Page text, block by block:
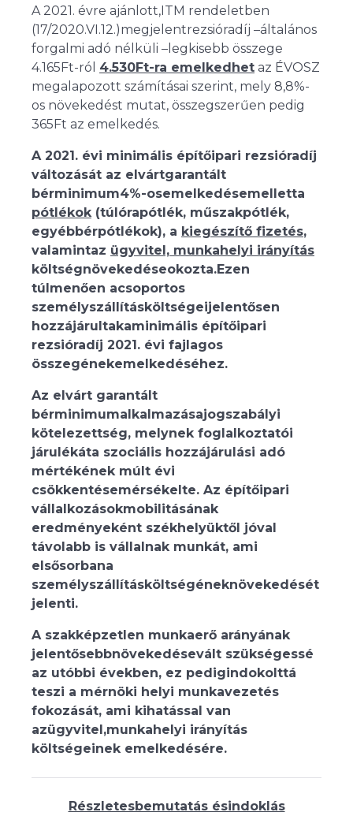
A 2021. évre ajánlott,ITM rendeletben
(17/2020.VI.12.)megjelentrezsióradíj –általános
forgalmi adó nélküli –legkisebb összege
4.165Ft-ról 4.530Ft-ra emelkedhet az ÉVOSZ
megalapozott számításai szerint, mely 8,8%-
os növekedést mutat, összegszerűen pedig
365Ft az emelkedés.
A 2021. évi minimális építőipari rezsióradíj
változását az elvártgarantált
bérminimum4%-osemelkedésemelletta
pótlékok (túlórapótlék, műszakpótlék,
egyébbérpótlékok), a kiegészítő fizetés,
valamintaz ügyvitel, munkahelyi irányítás
költségnövekedéseokozta.Ezen
túlmenően acsoportos
személyszállításköltségeijelentősen
hozzájárultakaminimális építőipari
rezsióradíj 2021. évi fajlagos
összegénekemelkedéséhez.
Az elvárt garantált
bérminimumalkalmazásajogszabályi
kötelezettség, melynek foglalkoztatói
járulékáta szociális hozzájárulási adó
mértékének múlt évi
csökkentésemérsékelte. Az építőipari
vállalkozásokmobilitásának
eredményeként székhelyüktől jóval
távolabb is vállalnak munkát, ami
elsősorbana
személyszállításköltségéneknövekedését
jelenti.
A szakképzetlen munkaerő arányának
jelentősebbnövekedésevált szükségessé
az utóbbi években, ez pedigindokolttá
teszi a mérnöki helyi munkavezetés
fokozását, ami kihatással van
azügyvitel,munkahelyi irányítás
költségeinek emelkedésére.
Részletesbemutatás ésindoklás